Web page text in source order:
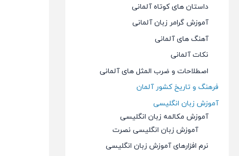
داستان های کوتاه آلمانی
آموزش گرامر زبان آلمانی
آهنگ های آلمانی
نکات آلمانی
اصطلاحات و ضرب المثل های آلمانی
فرهنگ و تاریخ کشور آلمان
آموزش زبان انگلیسی
آموزش مکالمه زبان انگلیسی
آموزش زبان انگلیسی نصرت
نرم افزارهای آموزش زبان انگلیسی